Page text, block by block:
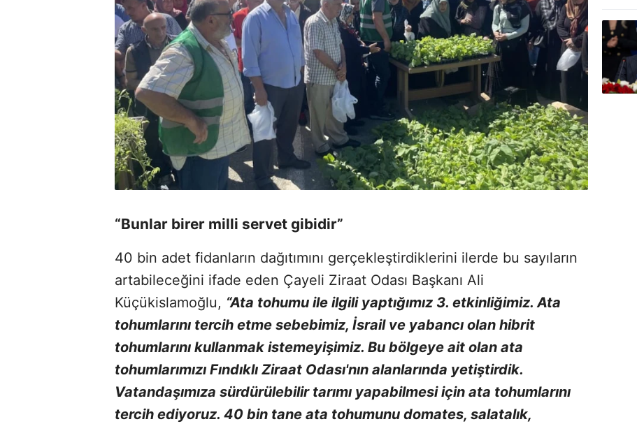
“Bunlar birer milli servet gibidir”
40 bin adet fidanların dağıtımını gerçekleştirdiklerini ilerde bu sayıların
artabileceğini ifade eden Çayeli Ziraat Odası Başkanı Ali
Küçükislamoğlu, “Ata tohumu ile ilgili yaptığımız 3. etkinliğimiz. Ata
tohumlarını tercih etme sebebimiz, İsrail ve yabancı olan hibrit
tohumlarını kullanmak istemeyişimiz. Bu bölgeye ait olan ata
tohumlarımızı Fındıklı Ziraat Odası'nın alanlarında yetiştirdik.
Vatandaşımıza sürdürülebilir tarımı yapabilmesi için ata tohumlarını
tercih ediyoruz. 40 bin tane ata tohumunu domates, salatalık,